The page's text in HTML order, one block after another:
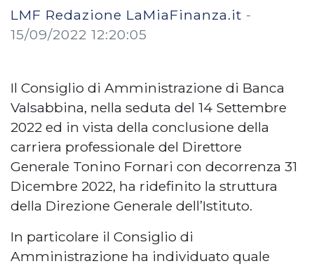
LMF Redazione LaMiaFinanza.it -
15/09/2022 12:20:05
Il Consiglio di Amministrazione di Banca
Valsabbina, nella seduta del 14 Settembre
2022 ed in vista della conclusione della
carriera professionale del Direttore
Generale Tonino Fornari con decorrenza 31
Dicembre 2022, ha ridefinito la struttura
della Direzione Generale dell’Istituto.
In particolare il Consiglio di
Amministrazione ha individuato quale